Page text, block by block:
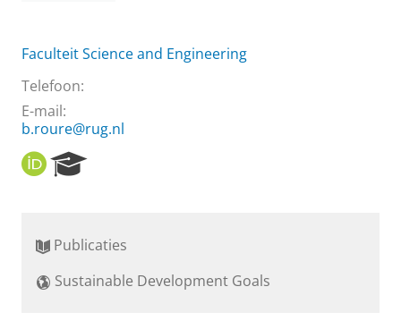
Faculteit Science and Engineering
Telefoon:
E-mail:
b.roure@rug.nl
O
R
r
h
Publicaties
Sustainable Development Goals